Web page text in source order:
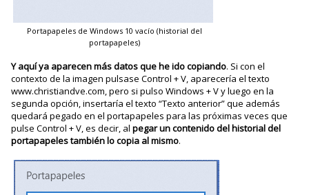
Portapapeles de Windows 10 vacío (historial del
portapapeles)
Y aquí ya aparecen más datos que he ido copiando. Si con el
contexto de la imagen pulsase Control + V, aparecería el texto
www.christiandve.com, pero si pulso Windows + V y luego en la
segunda opción, insertaría el texto “Texto anterior” que además
quedará pegado en el portapapeles para las próximas veces que
pulse Control + V, es decir, alpegar un contenido del historial del
portapapeles también lo copia al mismo.